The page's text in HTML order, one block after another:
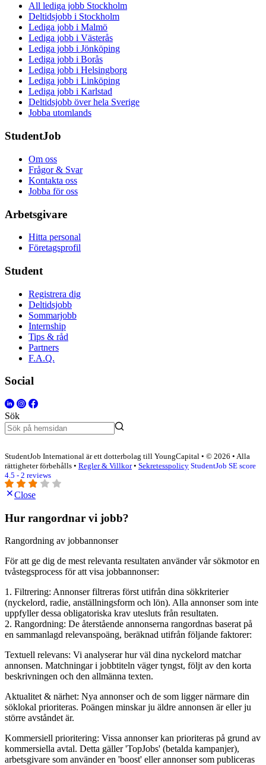
All lediga jobb Stockholm
Deltidsjobb i Stockholm
Lediga jobb i Malmö
Lediga jobb i Västerås
Lediga jobb i Jönköping
Lediga jobb i Borås
Lediga jobb i Helsingborg
Lediga jobb i Linköping
Lediga jobb i Karlstad
Deltidsjobb över hela Sverige
Jobba utomlands
StudentJob
Om oss
Frågor & Svar
Kontakta oss
Jobba för oss
Arbetsgivare
Hitta personal
Företagsprofil
Student
Registrera dig
Deltidsjobb
Sommarjobb
Internship
Tips & råd
Partners
F.A.Q.
Social
Sök
StudentJob International är ett dotterbolag till YoungCapital • © 2026 • Alla
rättigheter förbehålls • Regler & Villkor• Sekretesspolicy StudentJob SE score
4.5 - 2 reviews
Close
Hur rangordnar vi jobb?
Rangordning av jobbannonser
För att ge dig de mest relevanta resultaten använder vår sökmotor en
tvåstegsprocess för att visa jobbannonser:
1. Filtrering: Annonser filtreras först utifrån dina sökkriterier
(nyckelord, radie, anställningsform och lön). Alla annonser som inte
uppfyller dessa obligatoriska krav utesluts från resultaten.
2. Rangordning: De återstående annonserna rangordnas baserat på
en sammanlagd relevanspoäng, beräknad utifrån följande faktorer:
Textuell relevans: Vi analyserar hur väl dina nyckelord matchar
annonsen. Matchningar i jobbtiteln väger tyngst, följt av den korta
beskrivningen och den allmänna texten.
Aktualitet & närhet: Nya annonser och de som ligger närmare din
söklokal prioriteras. Poängen minskar ju äldre annonsen är eller ju
större avståndet är.
Kommersiell prioritering: Vissa annonser kan prioriteras på grund av
kommersiella avtal. Detta gäller 'TopJobs' (betalda kampanjer),
arbetsgivare som använder en 'boost' eller annonser som publiceras